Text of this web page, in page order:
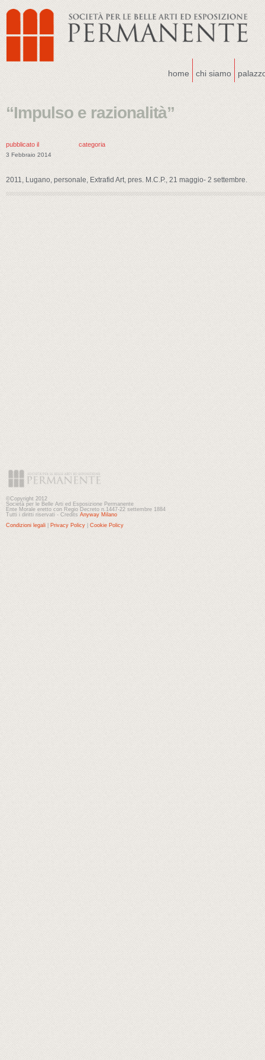
home chi siamo
“Impulso e razionalità”
pubblicato il
3 Febbraio 2014
categoria
2011, Lugano, personale, Extrafid Art, pres. M.C.P., 21 maggio- 2 settembre.
©Copyright 2012
Società per le Belle Arti ed Esposizione Permanente
Ente Morale eretto con Regio Decreto n.1447-22 settembre 1884
Tutti i diritti riservati - Credits Anyway Milano
Condizioni legali
Privacy Policy Cookie Policy